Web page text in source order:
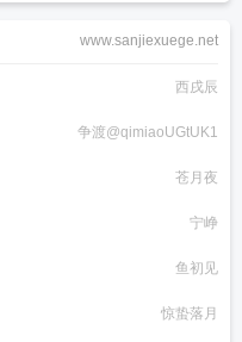
www.sanjiexuege.net
西戌辰
争渡@qimiaoUGtUK1
苍月夜
宁峥
鱼初见
惊蛰落月